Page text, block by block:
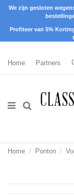
We zijn gesloten
Profiteer van 5%
Home Partners
Home Ponton